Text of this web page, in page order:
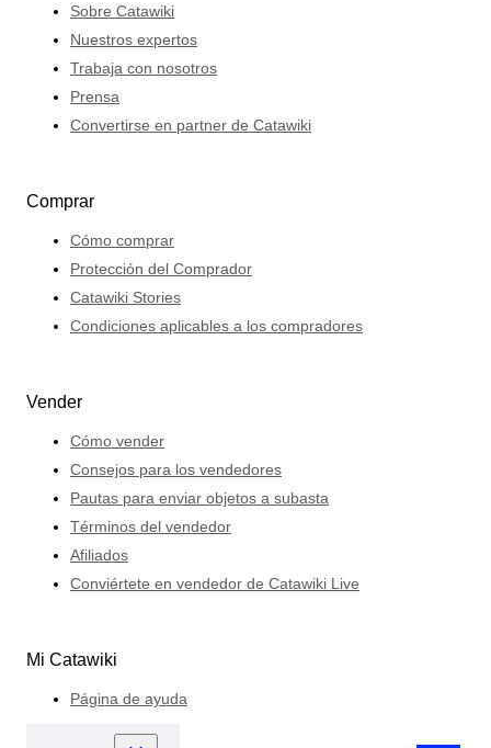
Sobre Catawiki
Nuestros expertos
Trabaja con nosotros
Prensa
Convertirse en partner de Catawiki
Comprar
Cómo comprar
Protección del Comprador
Catawiki Stories
Condiciones aplicables a los compradores
Vender
Cómo vender
Consejos para los vendedores
Pautas para enviar objetos a subasta
Términos del vendedor
Afiliados
Conviértete en vendedor de Catawiki Live
Mi Catawiki
Página de ayuda